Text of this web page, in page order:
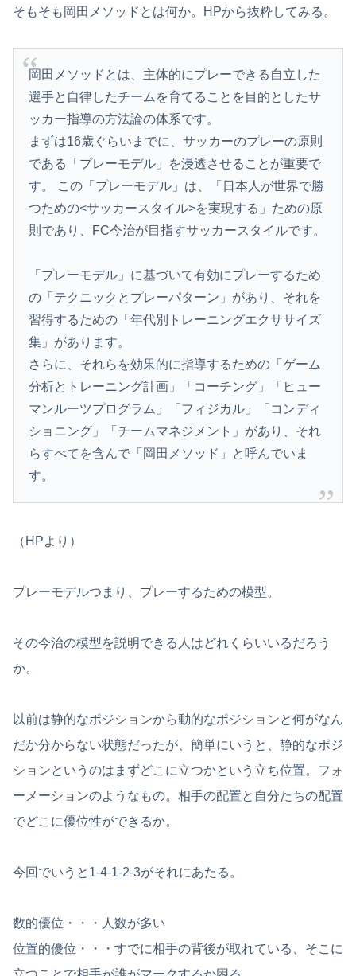
そもそも岡田メソッドとは何か。HPから抜粋してみる。
岡田メソッドとは、主体的にプレーできる自立した
選手と自律したチームを育てることを目的としたサ
ッカー指導の方法論の体系です。
まずは16歳ぐらいまでに、サッカーのプレーの原則
である「プレーモデル」を浸透させることが重要で
す。 この「プレーモデル」は、「日本人が世界で勝
つための<サッカースタイル>を実現する」ための原
則であり、FC今治が目指すサッカースタイルです。
「プレーモデル」に基づいて有効にプレーするため
の「テクニックとプレーパターン」があり、それを
習得するための「年代別トレーニングエクササイズ
集」があります。
さらに、それらを効果的に指導するための「ゲーム
分析とトレーニング計画」「コーチング」「ヒュー
マンルーツプログラム」「フィジカル」「コンディ
ショニング」「チームマネジメント」があり、それ
らすべてを含んで「岡田メソッド」と呼んでいま
す。
（HPより）
プレーモデルつまり、プレーするための模型。
その今治の模型を説明できる人はどれくらいいるだろう
か。
以前は静的なポジションから動的なポジションと何がなん
だか分からない状態だったが、簡単にいうと、静的なポジ
ションというのはまずどこに立つかという立ち位置。フォ
ーメーションのようなもの。相手の配置と自分たちの配置
でどこに優位性ができるか。
今回でいうと1-4-1-2-3がそれにあたる。
数的優位・・・人数が多い
位置的優位・・・すでに相手の背後が取れている、そこに